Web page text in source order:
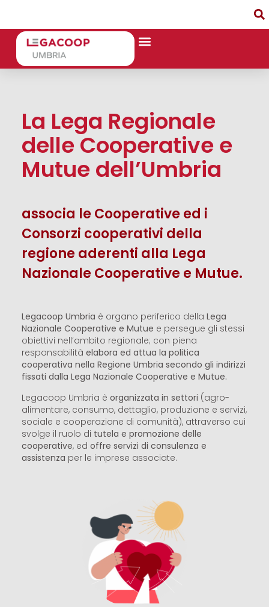
La Lega Regionale
delle Cooperative e
Mutue dell’Umbria
associa le Cooperative ed i
Consorzi cooperativi della
regione aderenti alla Lega
Nazionale Cooperative e Mutue.
Legacoop Umbria è organo periferico della Lega
Nazionale Cooperative e Mutue e persegue gli stessi
obiettivi nell’ambito regionale; con piena
responsabilità elabora ed attua la politica
cooperativa nella Regione Umbria secondo gli indirizzi
fissati dalla Lega Nazionale Cooperative e Mutue.
Legacoop Umbria è organizzata in settori (agro-
alimentare, consumo, dettaglio, produzione e servizi,
sociale e cooperazione di comunità), attraverso cui
svolge il ruolo di tutela e promozione delle
cooperative, ed offre servizi di consulenza e
assistenza per le imprese associate.